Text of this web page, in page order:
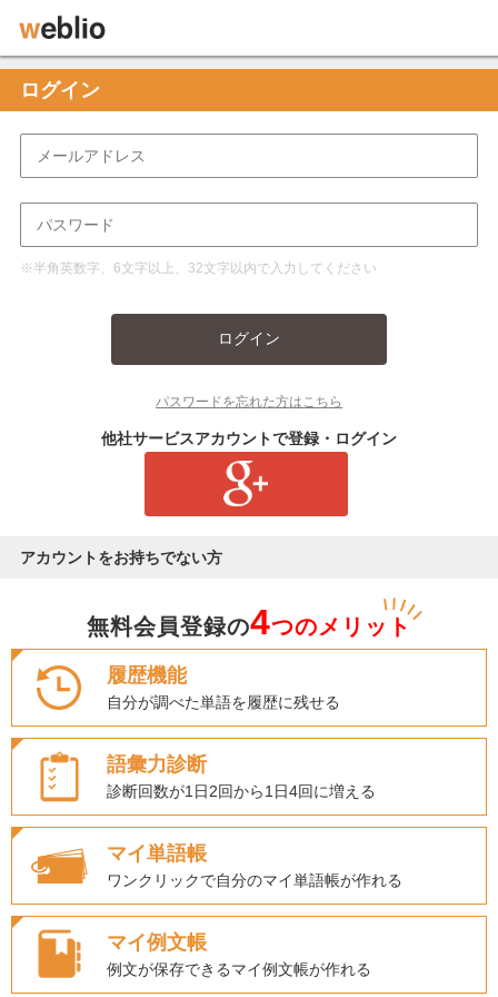
ログイン
※半角英数字、6文字以上、32文字以内で入力してください
ログイン
パスワードを忘れた方はこちら
他社サービスアカウントで登録・ログイン
アカウントをお持ちでない方
無料会員登録の4つのメリット
履歴機能
自分が調べた単語を履歴に残せる
語彙力診断
診断回数が1日2回から1日4回に増える
マイ単語帳
ワンクリックで自分のマイ単語帳が作れる
マイ例文帳
例文が保存できるマイ例文帳が作れる